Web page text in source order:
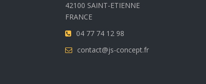
42100 SAINT-ETIENNE
FRANCE
04 77 74 12 98
contact@js-concept.fr